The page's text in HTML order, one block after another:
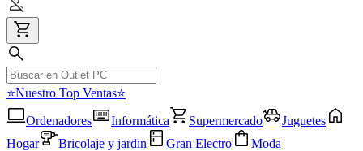
⭐Nuestro Top Ventas⭐
Ordenadores
Informática Supermercado
Juguetes
Hogar
Bricolaje y jardin Gran Electro Moda